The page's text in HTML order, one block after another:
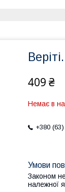
409 ₴
Немає в
+380
Законом
належної